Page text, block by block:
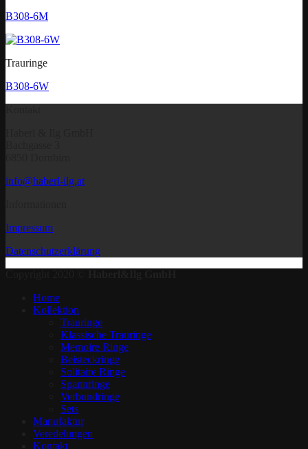
B308-6M
Trauringe
B308-6W
info@haberl-ilg.at
Impressum
Datenschutzerklärung
Home
Kollektion
Trauringe
Klassische Trauringe
Memoire Ringe
Beisteckringe
Solitaire Ringe
Spannringe
Verbundringe
Sets
Manufaktur
Veredelungen
Kontakt